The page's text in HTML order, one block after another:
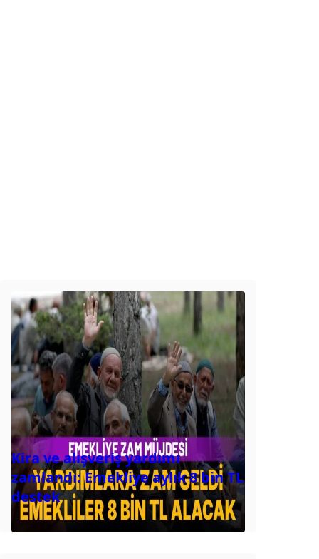
Kira ve alışveriş yardımı
zamlandı: Emekliye aylık 8 bin TL
destek